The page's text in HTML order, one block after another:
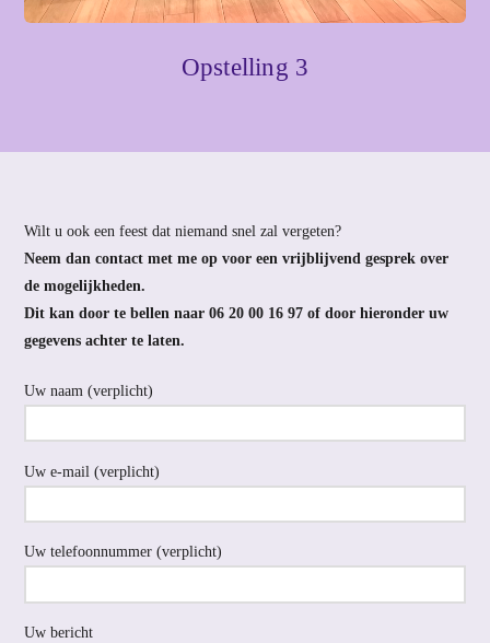
Opstelling 3
Wilt u ook een feest dat niemand snel zal vergeten?
Neem dan contact met me op voor een vrijblijvend gesprek over
de mogelijkheden.
Dit kan door te bellen naar 06 20 00 16 97 of door hieronder uw
gegevens achter te laten.
Uw naam (verplicht)
Uw e-mail (verplicht)
Uw telefoonnummer (verplicht)
Uw bericht